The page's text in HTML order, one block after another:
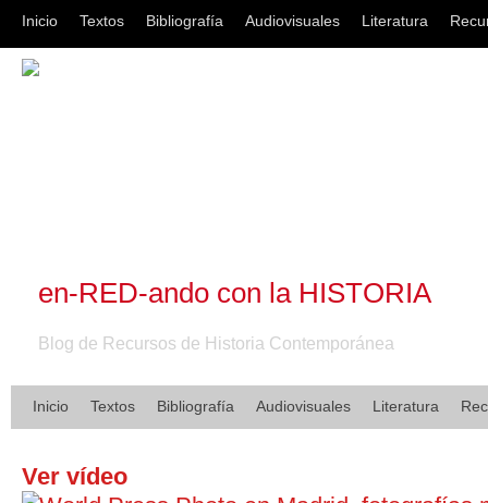
Inicio Textos Bibliografía Audiovisuales Literatura
en-RED-ando con la HISTORIA
Blog de Recursos de Historia Contemporánea
Inicio Textos Bibliografía Audiovisuales Literatura
Ver vídeo